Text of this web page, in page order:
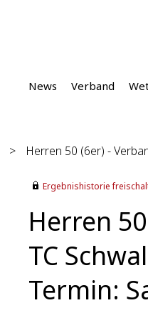
News Verband
> Herren 50 (6er) -
Ergebnishistorie
Herren
TC
Termin: